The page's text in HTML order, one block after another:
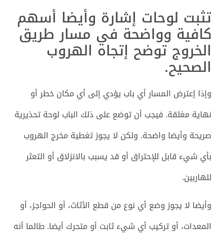
تثبت لوحات إشارة وأيضا أسهم
كافية وواضحة في مسار طريق
الخروج توضح إتجاه الهروب
الصحيح.
وإذا إعترض المسار أي باب يؤدي إلى أي مكان خطر أو
نهاية مغلقة. فيجب أن توضع على ذلك الباب لوحة تحذيرية
صريحة وأيضا واضحة. ولكن لا يجوز تغطية مخرج الهروب
بأي شيء قابل للإحتراق أو قد يسبب بالانزلاق أو التعثر
للهاربين.
وأيضا لا يجوز وضع أي نوع من قطع الأثاث، أو الحواجز، أو
المعدات، أو تركيب أي شيء ثابت أو متحرك أيضا. طالما أنه